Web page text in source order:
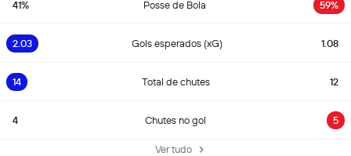
41% Posse de Bola 59%
2.03 Gols esperados (xG) 1.08
14 Total de chutes 12
4 Chutes no gol 5
Ver tudo